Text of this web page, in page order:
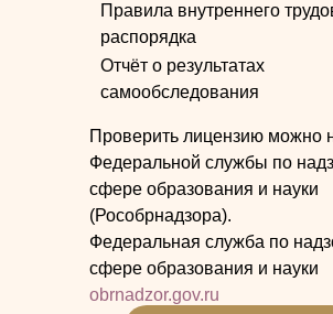
Правила внутреннего
распорядка
Отчёт о результатах
самообследования
Проверить лицензию можно
Федеральной службы по
сфере образования и науки
(Рособрнадзора).
Федеральная служба по
сфере образования и науки
obrnadzor.gov.ru